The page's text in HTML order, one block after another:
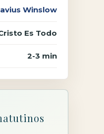
Winslow
Es Todo
2-3 min